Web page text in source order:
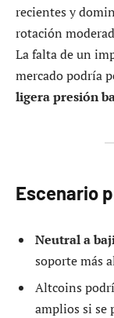
recientes y
rotación
La falta de un
mercado podría
ligera presión
Escenario
Neutral a
soporte más
Altcoins
amplios si se